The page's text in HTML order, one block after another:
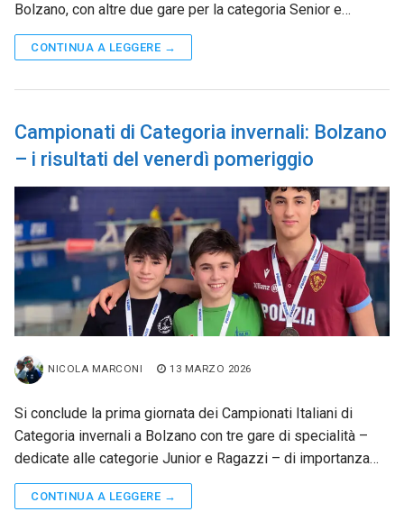
Bolzano, con altre due gare per la categoria Senior e…
CONTINUA A LEGGERE →
Campionati di Categoria invernali: Bolzano
– i risultati del venerdì pomeriggio
NICOLA MARCONI 13 MARZO 2026
Si conclude la prima giornata dei Campionati Italiani di
Categoria invernali a Bolzano con tre gare di specialità –
dedicate alle categorie Junior e Ragazzi – di importanza…
CONTINUA A LEGGERE →